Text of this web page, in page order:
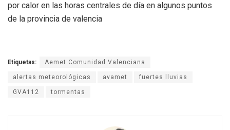
por calor en las horas centrales de día en algunos puntos
de la provincia de valencia
Etiquetas: Aemet Comunidad Valenciana
alertas meteorológicas avamet fuertes lluvias
GVA112 tormentas